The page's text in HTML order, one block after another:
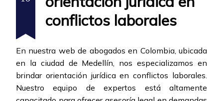
conflictos laborales
En nuestra web de abogados en Colombia, ubicada
en la ciudad de Medellín, nos especializamos en
brindar orientación jurídica en conflictos laborales.
Nuestro equipo de expertos está altamente